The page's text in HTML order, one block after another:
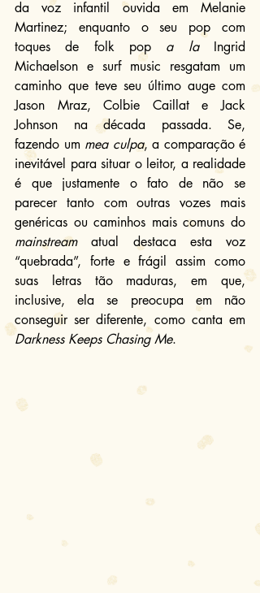
da voz infantil ouvida em Melanie
Martinez; enquanto o seu pop com
toques de folk pop a la Ingrid
Michaelson e surf music resgatam um
caminho que teve seu último auge com
Jason Mraz, Colbie Caillat e Jack
Johnson na década passada. Se,
fazendo um mea culpa, a comparação é
inevitável para situar o leitor, a realidade
é que justamente o fato de não se
parecer tanto com outras vozes mais
mainstream atual destaca esta voz
“quebrada”, forte e frágil assim como
suas letras tão maduras, em que,
inclusive, ela se preocupa em não
Darkness Keeps Chasing Me.